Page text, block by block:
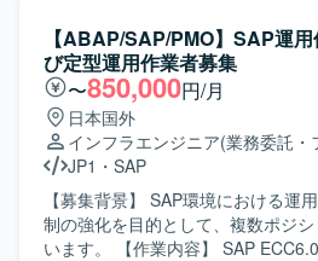
ョンに参加し、仕様確認やテスト
行いながら、品質確保に向けたテ
ていただきます。 【求める人物像】 SAP SDおよびABAPに
関する豊富な経験をお持ちで、自ら
ストシナリオを構築できる方を求め
コミュニケーションを円滑に行いな
て業務を進めていただける方が望ましいです
ンの魅力】 SAP SD領域における
発を一貫して担当することで、業
方を高めていただけます。顧客と
【ABAP/SAP/PMO】SAP運
び定型運用作業者募集
〜850,000円/月
日本国外
インフラエンジニア(業務委託・
JP1 ・ SAP
【募集背景】 SAP環境における運
制の強化を目的として、複数ポジ
います。 【作業内容】 SAP ECC6.0環境において、運用保